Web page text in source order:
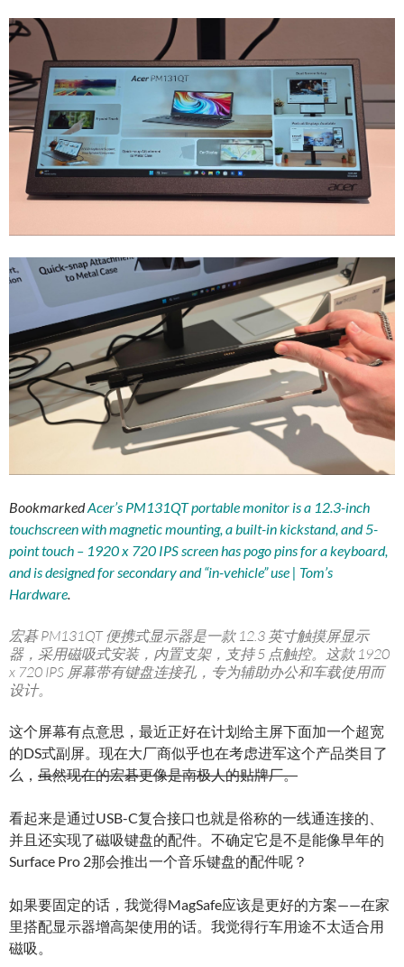
BookmarkedAcer’s PM131QT portable monitor is a 12.3-inch
touchscreen with magnetic mounting, a built-in kickstand, and 5-
point touch – 1920 x 720 IPS screen has pogo pins for a keyboard,
and is designed for secondary and “in-vehicle” use | Tom’s
Hardware
宏碁 PM131QT 便携式显示器是一款 12.3 英寸触摸屏显示
器，采用磁吸式安装，内置支架，支持 5 点触控。这款 1920
x 720 IPS 屏幕带有键盘连接孔，专为辅助办公和车载使用而
设计。
这个屏幕有点意思，最近正好在计划给主屏下面加一个超宽
的DS式副屏。现在大厂商似乎也在考虑进军这个产品类目了
么， 虽然现在的宏碁更像是南极人的贴牌厂。
看起来是通过USB-C复合接口也就是俗称的一线通连接的、
并且还实现了磁吸键盘的配件。不确定它是不是能像早年的
Surface Pro 2那会推出一个音乐键盘的配件呢？
如果要固定的话，我觉得MagSafe应该是更好的方案——在家
里搭配显示器增高架使用的话。我觉得行车用途不太适合用
磁吸。